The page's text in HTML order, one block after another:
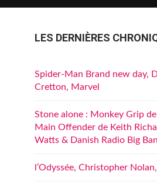
LES DERNIÈRES
Spider-Man Brand new day,
Cretton, Marvel
Stone alone : Monkey Grip
Main Offender de Keith
Watts & Danish Radio Big
l’Odyssée, Christopher